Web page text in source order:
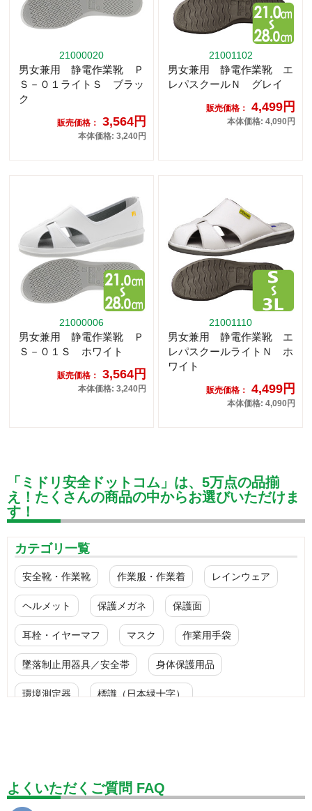
21000020
男女兼用 静電作業靴 Ｐ
Ｓ－０１ライトＳ ブラッ
ク
販売価格： 3,564円
本体価格: 3,240円
21001102
男女兼用 静電作業靴 エ
レパスクールＮ グレイ
販売価格： 4,499円
本体価格: 4,090円
21000006
男女兼用 静電作業靴 Ｐ
Ｓ－０１Ｓ ホワイト
販売価格： 3,564円
本体価格: 3,240円
21001110
男女兼用 静電作業靴 エ
レパスクールライトＮ ホ
ワイト
販売価格： 4,499円
本体価格: 4,090円
「ミドリ安全ドットコム」は、5万点の品揃
え！たくさんの商品の中からお選びいただけま
す！
カテゴリ一覧
安全靴・作業靴 作業服・作業着 レインウェア
ヘルメット 保護メガネ 保護面
耳栓・イヤーマフ マスク 作業用手袋
墜落制止用器具／安全帯 身体保護用品
環境測定器 標識（日本緑十字）
設備用品・作業補助用品 工事作業用品
よくいただくご質問 FAQ